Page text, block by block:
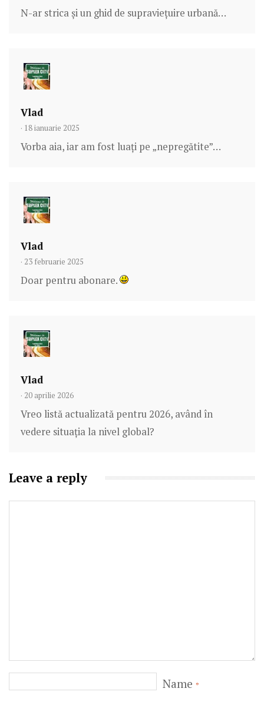
N-ar strica și un ghid de supraviețuire urbană…
Vlad
· 18 ianuarie 2025
Vorba aia, iar am fost luați pe „nepregătite”…
Vlad
· 23 februarie 2025
Doar pentru abonare.
Vlad
· 20 aprilie 2026
Vreo listă actualizată pentru 2026, având în
vedere situația la nivel global?
Leave a reply
Name *